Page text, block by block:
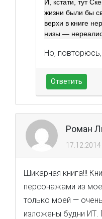
И, кстати, тут
жизни были бы
верхи в книге
низы —
Но,
Ответить
Роман
17.12.2014
Шикарная книга!!!
персонажами из
только моей —
изложены будни ИТ.